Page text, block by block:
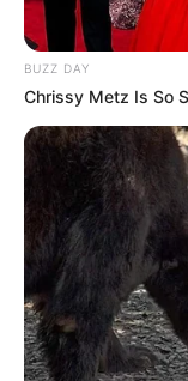
BUZZ DAY
Chrissy Metz Is So